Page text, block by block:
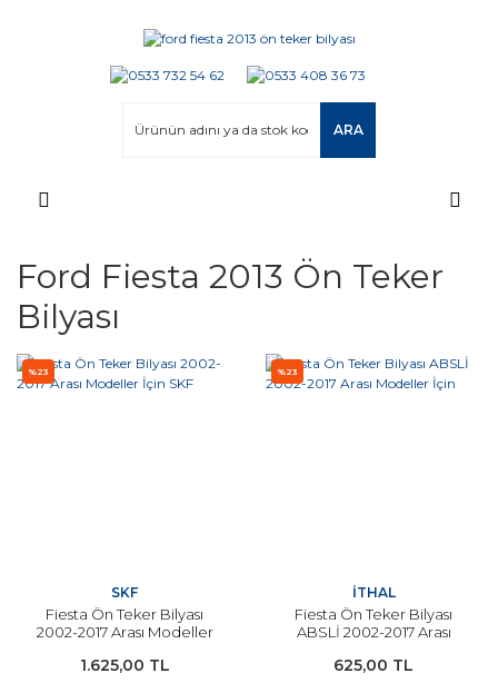
ARA
Ford Fiesta 2013 Ön Teker
Bilyası
%23
SKF
Fiesta Ön Teker Bilyası
2002-2017 Arası Modeller
1.625,00 TL
%23
İTHAL
Fiesta Ön Teker Bilyası
ABSLİ 2002-2017 Arası
625,00 TL